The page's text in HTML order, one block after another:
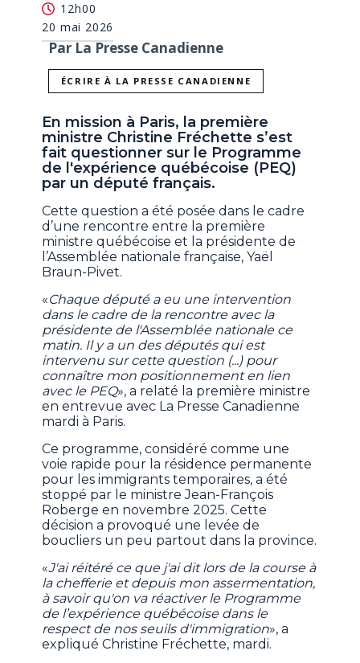
12h00
20 mai 2026
Par La Presse Canadienne
ÉCRIRE À LA PRESSE CANADIENNE
En mission à Paris, la première
ministre Christine Fréchette s’est
fait questionner sur le Programme
de l'expérience québécoise (PEQ)
par un député français.
Cette question a été posée dans le cadre
d’une rencontre entre la première
ministre québécoise et la présidente de
l’Assemblée nationale française, Yaël
Braun-Pivet.
«Chaque député a eu une intervention
dans le cadre de la rencontre avec la
présidente de l'Assemblée nationale ce
matin. Il y a un des députés qui est
intervenu sur cette question (...) pour
connaître mon positionnement en lien
avec le PEQ», a relaté la première ministre
en entrevue avec La Presse Canadienne
mardi à Paris.
Ce programme, considéré comme une
voie rapide pour la résidence permanente
pour les immigrants temporaires, a été
stoppé par le ministre Jean-François
Roberge en novembre 2025. Cette
décision a provoqué une levée de
boucliers un peu partout dans la province.
«J'ai réitéré ce que j'ai dit lors de la course à
la chefferie et depuis mon assermentation,
à savoir qu'on va réactiver le Programme
de l’expérience québécoise dans le
respect de nos seuils d'immigration», a
expliqué Christine Fréchette, mardi.